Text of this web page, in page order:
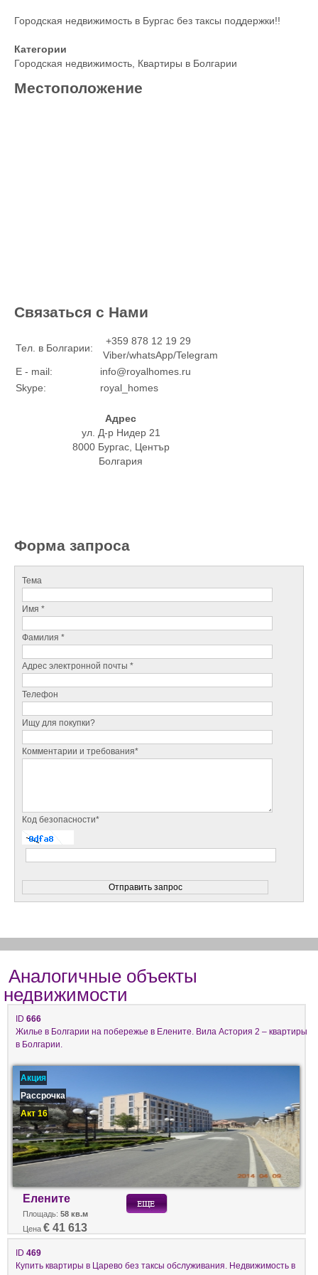
Городская недвижимость в Бургас без таксы поддержки!!
Категории
Городская недвижимость, Квартиры в Болгарии
Местоположение
Связаться с Нами
Тел. в Болгарии:
+359 878 12 19 29
Viber/whatsApp/Telegram
E - mail:
info@royalhomes.ru
Skype:
royal_homes
Адрес
ул. Д-р Нидер 21
8000 Бургас, Център
Болгария
Форма запроса
Тема
Имя *
Фамилия *
Адрес электронной почты *
Телефон
Ищу для покупки?
Комментарии и требования*
Код безопасности*
Аналогичные объекты
недвижимости
ID 666
Жилье в Болгарии на побережье в Елените. Вила Астория 2 – квартиры
в Болгарии.
Акция
Рассрочка
Акт 16
Елените
Площадь: 58 кв.м
Цена € 41 613
ID 469
Купить квартиры в Царево без таксы обслуживания. Недвижимость в